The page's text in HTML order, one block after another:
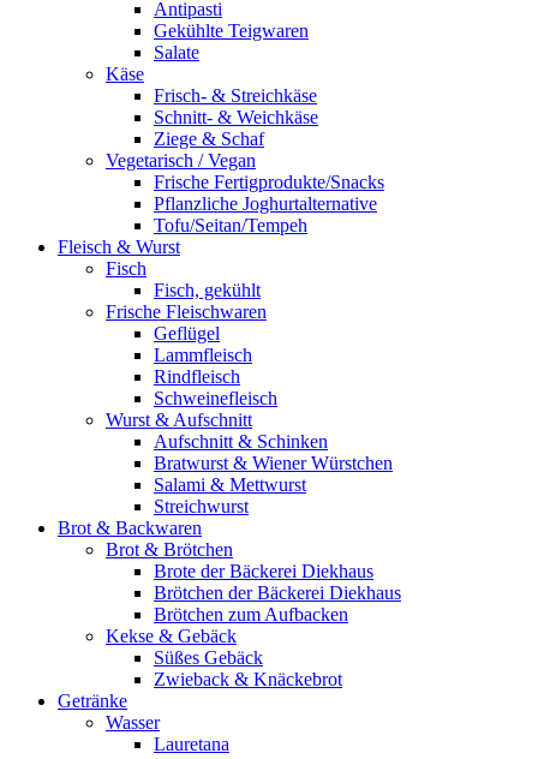
Antipasti
Gekühlte Teigwaren
Salate
Käse
Frisch- & Streichkäse
Schnitt- & Weichkäse
Ziege & Schaf
Vegetarisch / Vegan
Frische Fertigprodukte/Snacks
Pflanzliche Joghurtalternative
Tofu/Seitan/Tempeh
Fleisch & Wurst
Fisch
Fisch, gekühlt
Frische Fleischwaren
Geflügel
Lammfleisch
Rindfleisch
Schweinefleisch
Wurst & Aufschnitt
Aufschnitt & Schinken
Bratwurst & Wiener Würstchen
Salami & Mettwurst
Streichwurst
Brot & Backwaren
Brot & Brötchen
Brote der Bäckerei Diekhaus
Brötchen der Bäckerei Diekhaus
Brötchen zum Aufbacken
Kekse & Gebäck
Süßes Gebäck
Zwieback & Knäckebrot
Getränke
Wasser
Lauretana